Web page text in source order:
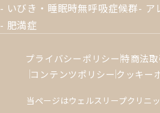
いびき・睡眠時無呼吸症候群 ア
肥満症
プライバシーポリシー特商法
コンテンツポリシー クッキー
当ページはウェルスリープクリニ